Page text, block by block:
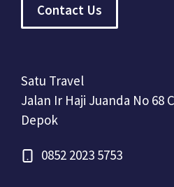
Contact Us
Satu Travel
Jalan Ir Haji Juanda No 68
Depok
0852 2023 5753